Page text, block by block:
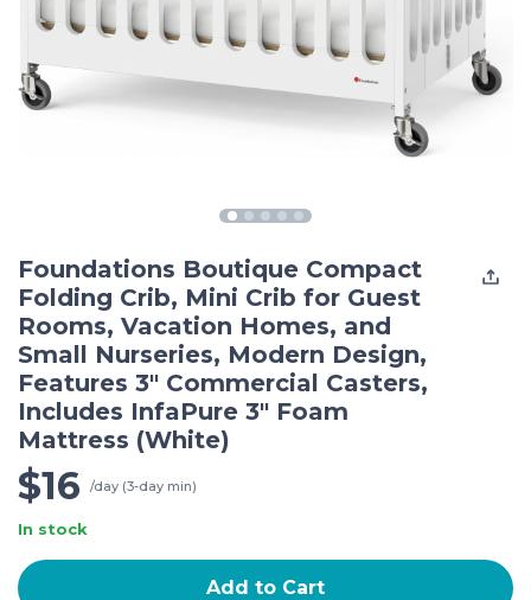
Foundations Boutique Compact
Folding Crib, Mini Crib for Guest
Rooms, Vacation Homes, and
Small Nurseries, Modern Design,
Features 3" Commercial Casters,
Includes InfaPure 3" Foam
Mattress (White)
$16 /day (3-day min)
In stock
Add to Cart